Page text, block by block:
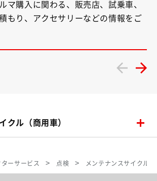
マ購入に関わる、販売店、試乗車、
もり、アクセサリーなどの情報をご
クル（商用車）
ターサービス 点検 メンテナンスサイクル